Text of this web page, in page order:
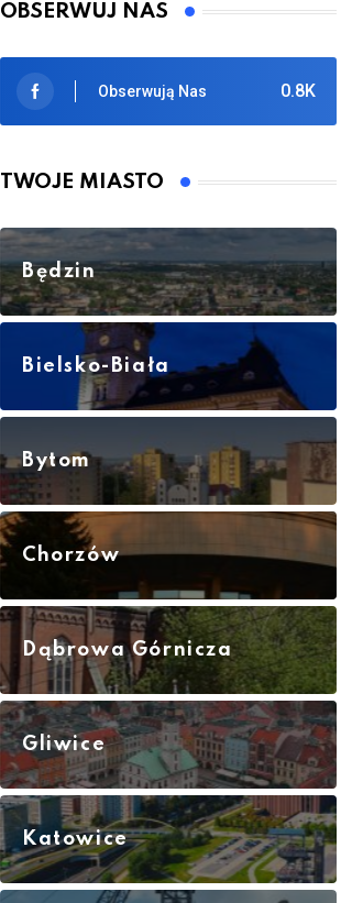
OBSERWUJ NAS
0.8K
Obserwują Nas
TWOJE MIASTO
Będzin
Bielsko-Biała
Bytom
Chorzów
Dąbrowa Górnicza
Gliwice
Katowice